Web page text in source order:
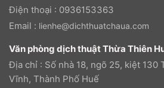
Điện thoại : 0936153363
Email : lienhe@dichthuatchaua.com
Văn phòng dịch thuật Thừa Thiên
Địa chỉ : Số nhà 18, ngõ 25, kiệt 130
Vĩnh, Thành Phố Huế